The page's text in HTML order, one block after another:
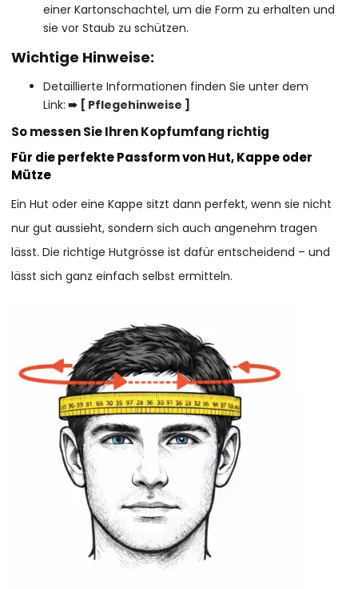
einer Kartonschachtel, um die Form zu erhalten und
sie vor Staub zu schützen.
Wichtige Hinweise:
Detaillierte Informationen finden Sie unter dem
Link: ➠ [ Pflegehinweise ]
So messen Sie Ihren Kopfumfang richtig
Für die perfekte Passform von Hut, Kappe oder
Mütze
Ein Hut oder eine Kappe sitzt dann perfekt, wenn sie nicht
nur gut aussieht, sondern sich auch angenehm tragen
lässt. Die richtige Hutgrösse ist dafür entscheidend – und
lässt sich ganz einfach selbst ermitteln.